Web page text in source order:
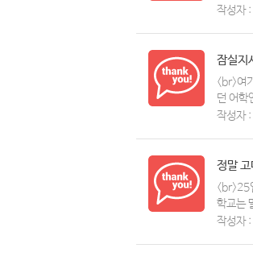
작성자 :
잠실지
<br>여
던 어학
작성자 :
정말
<br>25
학교는
작성자 :